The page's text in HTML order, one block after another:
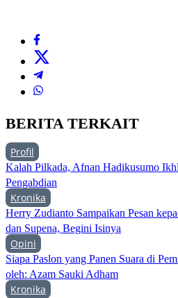
BERITA TERKAIT
Profil
Kalah Pilkada, Afnan Hadikusumo
Pengabdian
Kronika
Herry Zudianto Sampaikan Pesan
dan Supena, Begini Isinya
Opini
Siapa Paslon yang Panen Suara di
oleh: Azam Sauki Adham
Kronika